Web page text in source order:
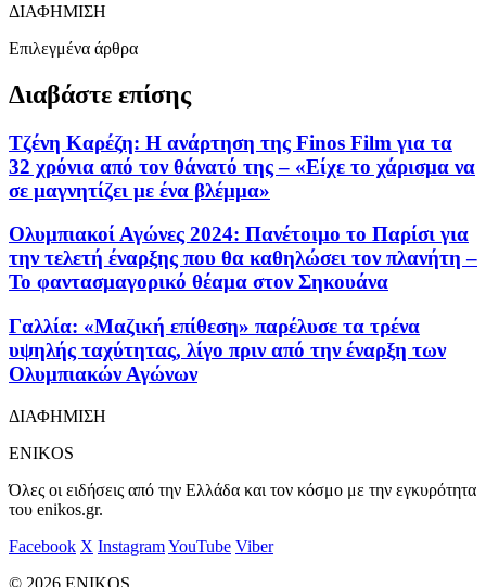
ΔΙΑΦΗΜΙΣΗ
Επιλεγμένα άρθρα
Διαβάστε επίσης
Τζένη Καρέζη: Η ανάρτηση της Finos Film για τα
32 χρόνια από τον θάνατό της – «Είχε το χάρισμα να
σε μαγνητίζει με ένα βλέμμα»
Ολυμπιακοί Αγώνες 2024: Πανέτοιμο το Παρίσι για
την τελετή έναρξης που θα καθηλώσει τον πλανήτη –
Το φαντασμαγορικό θέαμα στον Σηκουάνα
Γαλλία: «Μαζική επίθεση» παρέλυσε τα τρένα
υψηλής ταχύτητας, λίγο πριν από την έναρξη των
Ολυμπιακών Αγώνων
ΔΙΑΦΗΜΙΣΗ
ENIKOS
Όλες οι ειδήσεις από την Ελλάδα και τον κόσμο με την εγκυρότητα
του enikos.gr.
Facebook X InstagramYouTube Viber
© 2026 ENIKOS